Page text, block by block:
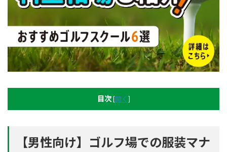
目次 [開く ]
【男性向け】ゴルフ場での服装マナ